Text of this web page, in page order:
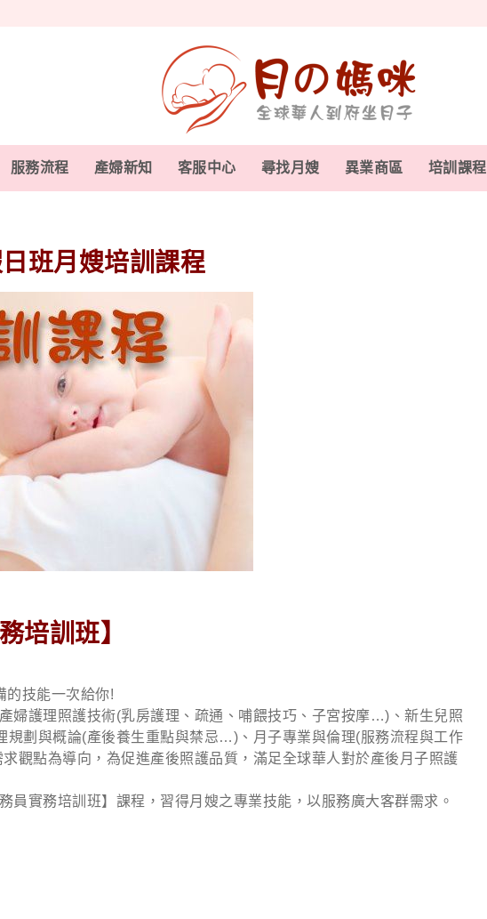
服務流程 產婦新知 客服中心 尋找月嫂 異業商區 培訓課程
班月嫂培訓課程
培訓班】
的技能一次給你!
婦護理照護技術(乳房護理、疏通、哺餵技巧、子宮按摩…)、新生兒照
劃與概論(產後養生重點與禁忌…)、月子專業與倫理(服務流程與工作
觀點為導向，為促進產後照護品質，滿足全球華人對於產後月子照護
員實務培訓班】課程，習得月嫂之專業技能，以服務廣大客群需求。